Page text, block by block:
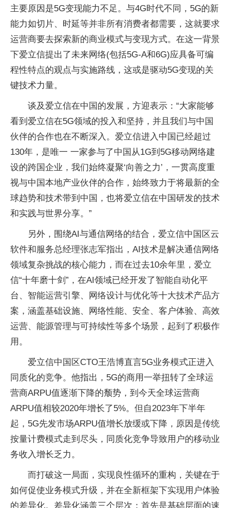
主要原因是5G变现能力不足。与4G时代不同，5G的新
能力如切片、时延等并非所有消费者都需要，这就要求
运营商要去探索新的商业模式与变现方式。在这一背景
下爱立信提出了未来网络(包括5G-A和6G)应具备可编
程性特点的观点与实施路线，这或是驱动5G变现的关
键技术力量。
谈及爱立信在中国的发展，方迎表示：“大家能够
看到爱立信在5G领域的投入和坚持，并且我们与中国
伙伴的合作也在不断深入。爱立信进入中国已经超过
130年，是唯一 一家参与了中国从1G到5G移动网络建
设的跨国企业，我们始终凝聚‘向善之力’，一贯高度重
视与中国本地产业伙伴的合作，始终致力于将最新的全
球趋势和技术带到中国，也将爱立信在中国研发的技术
和实践与世界分享。”
另外，围绕AI与通信网络的结合，爱立信中国区云
软件和服务总经理张志军指出，AI技术是解决通信网络
领域复杂挑战的核心能力，而在过去10余年里，爱立
信“十年磨十剑”，在AI领域已经开发了智能自动化平
台、智能运营引擎、网络设计与优化等十大技术产品方
案，涵盖基础设施、网络性能、安全、客户体验、高效
运营、能源管理与可持续性等多个场景，起到了积极作
用。
爱立信中国区CTO王浩博直言5G业务模式正进入
同质化的竞争。他指出，5G的商用一举扭转了全球运
营商ARPU值逐渐下降的颓势，到今天全球运营商
ARPU值相较2020年增长了5%。但自2023年下半年
起，5G先发市场ARPU值增长放缓或下降，原因是传统
按量计费模式走到尽头，同质化竞争导致用户的移动业
务收入增长乏力。
而打破这一局面，实现良性循环的重构，关键在于
如何促使业务模式升级，并在全新框架下实现用户体验
的差异化。差异化涵盖三个层次：首先是基础层面的速